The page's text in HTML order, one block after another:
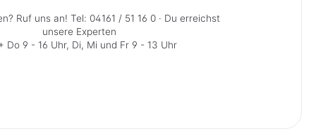
Ruf uns an! Tel: 04161 / 51 16 0· Du erreichst
unsere Experten
Do 9 - 16 Uhr, Di, Mi und Fr 9 - 13 Uhr